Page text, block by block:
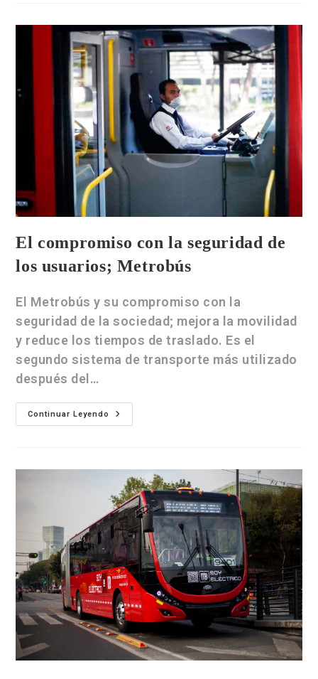
El compromiso con la seguridad de
los usuarios; Metrobús
El Metrobús y su compromiso con la
seguridad de la sociedad; mejora la movilidad
y reduce los tiempos de traslado. Es el
segundo sistema de transporte más utilizado
después del…
Continuar Leyendo